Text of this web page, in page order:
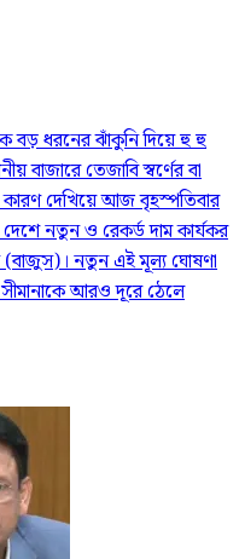
বড় ধরনের ঝাঁকুনি দিয়ে হু হু
বাজারে তেজাবি স্বর্ণের বা
কারণ দেখিয়ে আজ বৃহস্পতিবার
নতুন ও রেকর্ড দাম কার্যকর
(বাজুস)। নতুন এই মূল্য ঘোষণা
সীমানাকে আরও দূরে ঠেলে